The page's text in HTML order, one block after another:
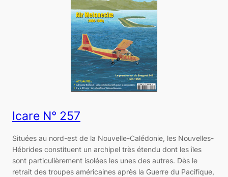
Icare N° 257
Situées au nord-est de la Nouvelle-Calédonie, les Nouvelles-
Hébrides constituent un archipel très étendu dont les îles
sont particulièrement isolées les unes des autres. Dès le
retrait des troupes américaines après la Guerre du Pacifique,